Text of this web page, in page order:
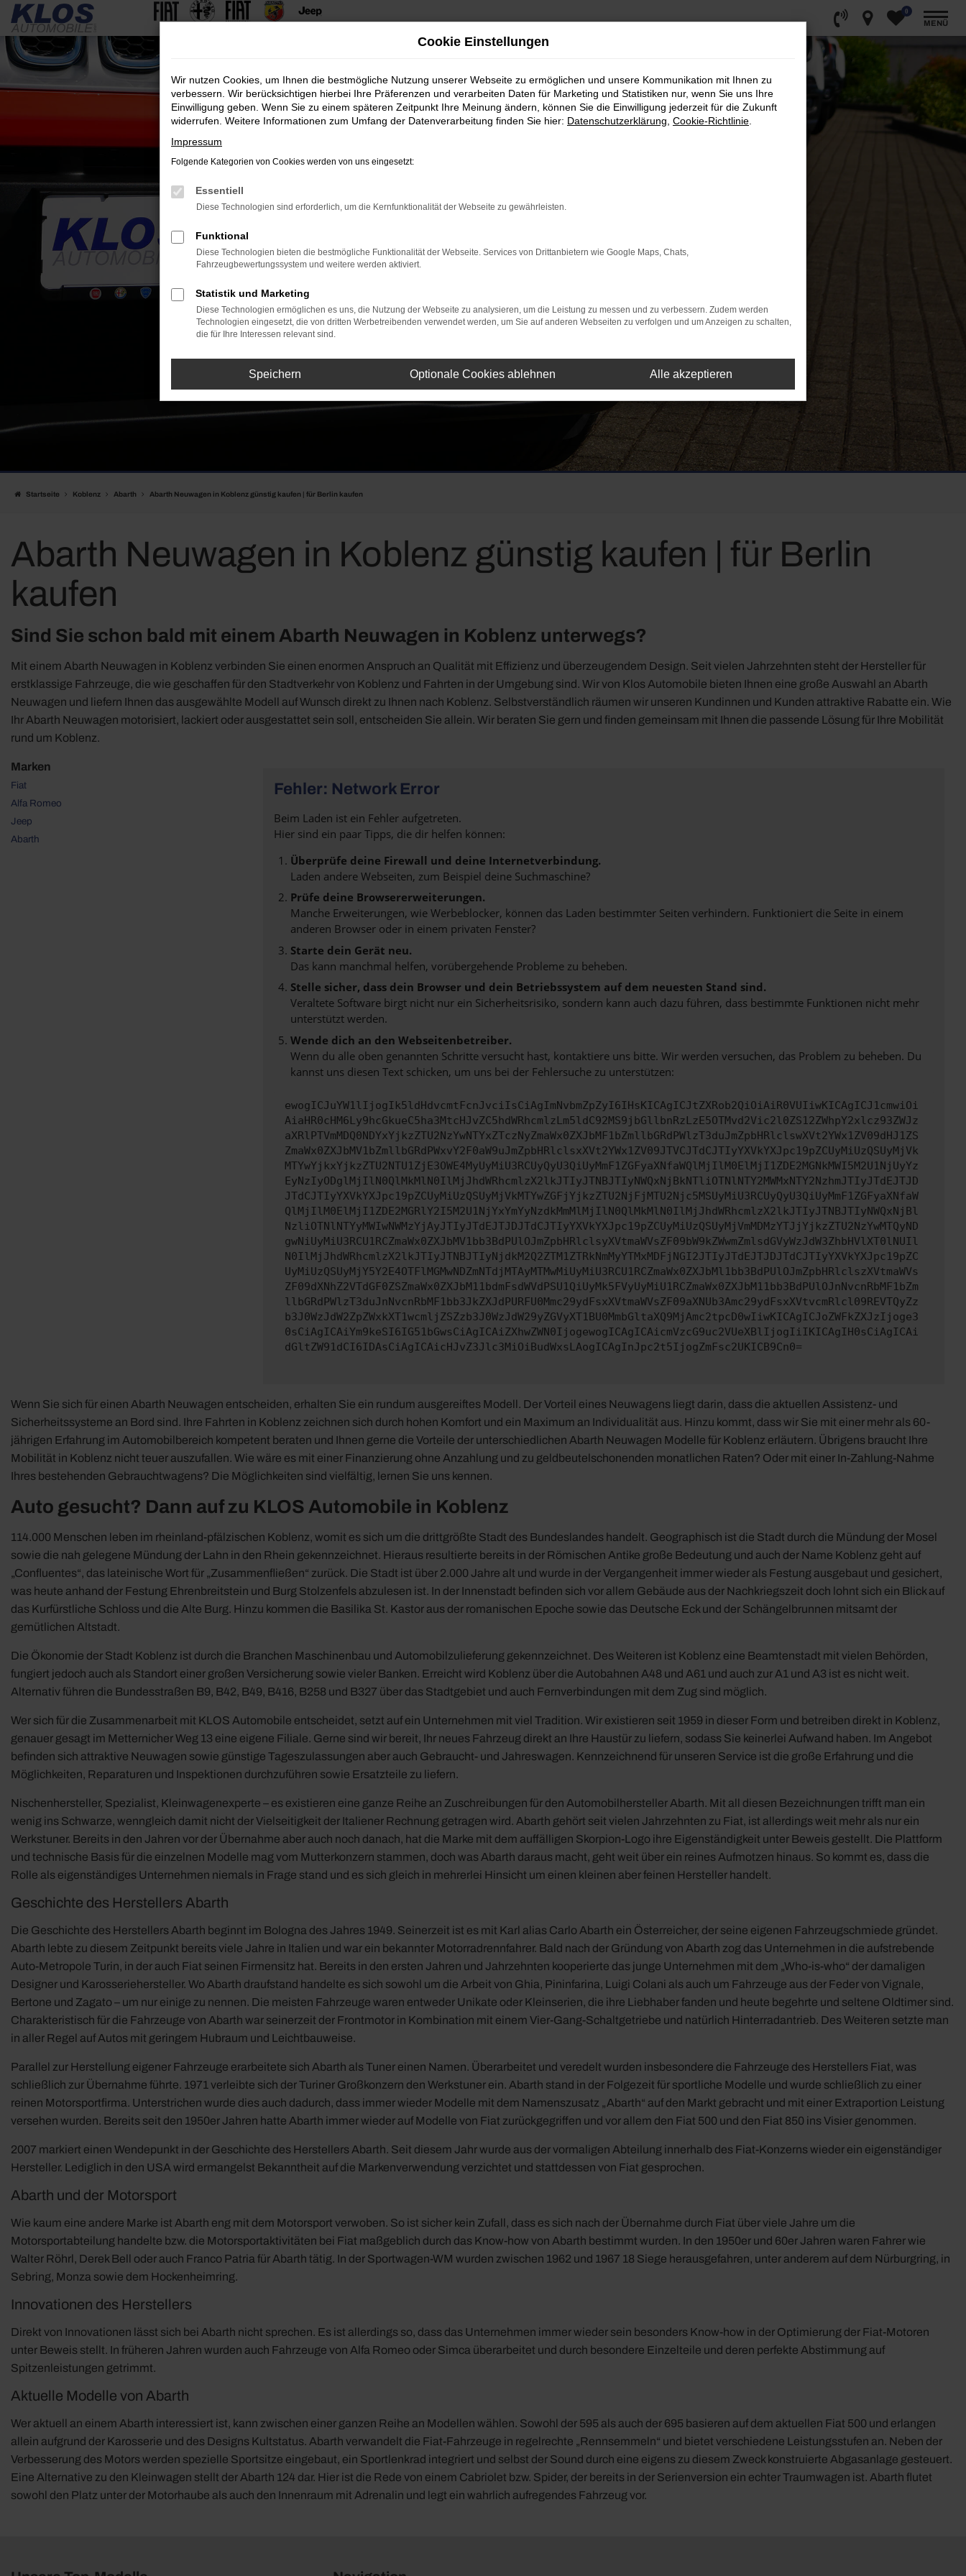
Zum
Hauptinhalt
springen
0
MENÜ
Startseite Koblenz Abarth Abarth Neuwagen in Koblenz günstig kaufen | für Berlin kaufen
Abarth Neuwagen in Koblenz günstig kaufen | für Berlin
kaufen
Sind Sie schon bald mit einem Abarth Neuwagen in Koblenz unterwegs?
Mit einem Abarth Neuwagen in Koblenz verbinden Sie einen enormen Anspruch an Qualität mit Effizienz und überzeugendem Design. Seit vielen Jahrzehnten steht der Hersteller für
erstklassige Fahrzeuge, die wie geschaffen für den Stadtverkehr von Koblenz und Fahrten in der Umgebung sind. Wir von Klos Automobile bieten Ihnen eine große Auswahl an Abarth
Neuwagen und liefern Ihnen das ausgewählte Modell auf Wunsch direkt zu Ihnen nach Koblenz. Selbstverständlich räumen wir unseren Kundinnen und Kunden attraktive Rabatte ein. Wie
Ihr Abarth Neuwagen motorisiert, lackiert oder ausgestattet sein soll, entscheiden Sie allein. Wir beraten Sie gern und finden gemeinsam mit Ihnen die passende Lösung für Ihre Mobilität
rund um Koblenz.
Marken
Fiat
Alfa Romeo
Jeep
Abarth
Fehler: Network Error
Beim Laden ist ein Fehler aufgetreten.
Hier sind ein paar Tipps, die dir helfen können:
Überprüfe deine Firewall und deine Internetverbindung.
Laden andere Webseiten, zum Beispiel deine Suchmaschine?
Prüfe deine Browsererweiterungen.
Manche Erweiterungen, wie Werbeblocker, können das Laden bestimmter Seiten verhindern. Funktioniert die Seite in einem
anderen Browser oder in einem privaten Fenster?
Starte dein Gerät neu.
Das kann manchmal helfen, vorübergehende Probleme zu beheben.
Stelle sicher, dass dein Browser und dein Betriebssystem auf dem neuesten Stand sind.
Veraltete Software birgt nicht nur ein Sicherheitsrisiko, sondern kann auch dazu führen, dass bestimmte Funktionen nicht mehr
unterstützt werden.
Wende dich an den Webseitenbetreiber.
Wenn du alle oben genannten Schritte versucht hast, kontaktiere uns bitte. Wir werden versuchen, das Problem zu beheben. Du
kannst uns diesen Text schicken, um uns bei der Fehlersuche zu unterstützen:
ewogICJuYW1lIjogIk5ldHdvcmtFcnJvciIsCiAgImNvbmZpZyI6IHsKICAgICJtZXRob2QiOiAiR0VUIiwKICAgICJ1cmwiOi
AiaHR0cHM6Ly9hcGkueC5ha3MtcHJvZC5hdWRhcmlzLm5ldC92MS9jbGllbnRzLzE5OTMvd2Vic2l0ZS12ZWhpY2xlcz93ZWJz
aXRlPTVmMDQ0NDYxYjkzZTU2NzYwNTYxZTczNyZmaWx0ZXJbMF1bZmllbGRdPWlzT3duJmZpbHRlclswXVt2YWx1ZV09dHJ1ZS
ZmaWx0ZXJbMV1bZmllbGRdPWxvY2F0aW9uJmZpbHRlclsxXVt2YWx1ZV09JTVCJTdCJTIyYXVkYXJpc19pZCUyMiUzQSUyMjVk
MTYwYjkxYjkzZTU2NTU1ZjE3OWE4MyUyMiU3RCUyQyU3QiUyMmF1ZGFyaXNfaWQlMjIlM0ElMjI1ZDE2MGNkMWI5M2U1NjUyYz
EyNzIyODglMjIlN0QlMkMlN0IlMjJhdWRhcmlzX2lkJTIyJTNBJTIyNWQxNjBkNTliOTNlNTY2MWMxNTY2NzhmJTIyJTdEJTJD
JTdCJTIyYXVkYXJpc19pZCUyMiUzQSUyMjVkMTYwZGFjYjkzZTU2NjFjMTU2Njc5MSUyMiU3RCUyQyU3QiUyMmF1ZGFyaXNfaW
QlMjIlM0ElMjI1ZDE2MGRlY2I5M2U1NjYxYmYyNzdkMmMlMjIlN0QlMkMlN0IlMjJhdWRhcmlzX2lkJTIyJTNBJTIyNWQxNjBl
NzliOTNlNTYyMWIwNWMzYjAyJTIyJTdEJTJDJTdCJTIyYXVkYXJpc19pZCUyMiUzQSUyMjVmMDMzYTJjYjkzZTU2NzYwMTQyND
gwNiUyMiU3RCU1RCZmaWx0ZXJbMV1bb3BdPUlOJmZpbHRlclsyXVtmaWVsZF09bW9kZWwmZmlsdGVyWzJdW3ZhbHVlXT0lNUIl
N0IlMjJhdWRhcmlzX2lkJTIyJTNBJTIyNjdkM2Q2ZTM1ZTRkNmMyYTMxMDFjNGI2JTIyJTdEJTJDJTdCJTIyYXVkYXJpc19pZC
UyMiUzQSUyMjY5Y2E4OTFlMGMwNDZmNTdjMTAyMTMwMiUyMiU3RCU1RCZmaWx0ZXJbMl1bb3BdPUlOJmZpbHRlclszXVtmaWVs
ZF09dXNhZ2VTdGF0ZSZmaWx0ZXJbM11bdmFsdWVdPSU1QiUyMk5FVyUyMiU1RCZmaWx0ZXJbM11bb3BdPUlOJnNvcnRbMF1bZm
llbGRdPWlzT3duJnNvcnRbMF1bb3JkZXJdPURFU0Mmc29ydFsxXVtmaWVsZF09aXNUb3Amc29ydFsxXVtvcmRlcl09REVTQyZz
b3J0WzJdW2ZpZWxkXT1wcmljZSZzb3J0WzJdW29yZGVyXT1BU0MmbGltaXQ9MjAmc2tpcD0wIiwKICAgICJoZWFkZXJzIjoge3
0sCiAgICAiYm9keSI6IG51bGwsCiAgICAiZXhwZWN0IjogewogICAgICAicmVzcG9uc2VUeXBlIjogIiIKICAgIH0sCiAgICAi
dGltZW91dCI6IDAsCiAgICAicHJvZ3Jlc3MiOiBudWxsLAogICAgInJpc2t5IjogZmFsc2UKICB9Cn0=
Wenn Sie sich für einen Abarth Neuwagen entscheiden, erhalten Sie ein rundum ausgereiftes Modell. Der Vorteil eines Neuwagens liegt darin, dass die aktuellen Assistenz- und
Sicherheitssysteme an Bord sind. Ihre Fahrten in Koblenz zeichnen sich durch hohen Komfort und ein Maximum an Individualität aus. Hinzu kommt, dass wir Sie mit einer mehr als 60-
jährigen Erfahrung im Automobilbereich kompetent beraten und Ihnen gerne die Vorteile der unterschiedlichen Abarth Neuwagen Modelle für Koblenz erläutern. Übrigens braucht Ihre
Mobilität in Koblenz nicht teuer auszufallen. Wie wäre es mit einer Finanzierung ohne Anzahlung und zu geldbeutelschonenden monatlichen Raten? Oder mit einer In-Zahlung-Nahme
Ihres bestehenden Gebrauchtwagens? Die Möglichkeiten sind vielfältig, lernen Sie uns kennen.
Auto gesucht? Dann auf zu KLOS Automobile in Koblenz
114.000 Menschen leben im rheinland-pfälzischen Koblenz, womit es sich um die drittgrößte Stadt des Bundeslandes handelt. Geographisch ist die Stadt durch die Mündung der Mosel
sowie die nah gelegene Mündung der Lahn in den Rhein gekennzeichnet. Hieraus resultierte bereits in der Römischen Antike große Bedeutung und auch der Name Koblenz geht auf
„Confluentes“, das lateinische Wort für „Zusammenfließen“ zurück. Die Stadt ist über 2.000 Jahre alt und wurde in der Vergangenheit immer wieder als Festung ausgebaut und gesichert,
was heute anhand der Festung Ehrenbreitstein und Burg Stolzenfels abzulesen ist. In der Innenstadt befinden sich vor allem Gebäude aus der Nachkriegszeit doch lohnt sich ein Blick auf
das Kurfürstliche Schloss und die Alte Burg. Hinzu kommen die Basilika St. Kastor aus der romanischen Epoche sowie das Deutsche Eck und der Schängelbrunnen mitsamt der
gemütlichen Altstadt.
Die Ökonomie der Stadt Koblenz ist durch die Branchen Maschinenbau und Automobilzulieferung gekennzeichnet. Des Weiteren ist Koblenz eine Beamtenstadt mit vielen Behörden,
fungiert jedoch auch als Standort einer großen Versicherung sowie vieler Banken. Erreicht wird Koblenz über die Autobahnen A48 und A61 und auch zur A1 und A3 ist es nicht weit.
Alternativ führen die Bundesstraßen B9, B42, B49, B416, B258 und B327 über das Stadtgebiet und auch Fernverbindungen mit dem Zug sind möglich.
Wer sich für die Zusammenarbeit mit KLOS Automobile entscheidet, setzt auf ein Unternehmen mit viel Tradition. Wir existieren seit 1959 in dieser Form und betreiben direkt in Koblenz,
genauer gesagt im Metternicher Weg 13 eine eigene Filiale. Gerne sind wir bereit, Ihr neues Fahrzeug direkt an Ihre Haustür zu liefern, sodass Sie keinerlei Aufwand haben. Im Angebot
befinden sich attraktive Neuwagen sowie günstige Tageszulassungen aber auch Gebraucht- und Jahreswagen. Kennzeichnend für unseren Service ist die große Erfahrung und die
Möglichkeiten, Reparaturen und Inspektionen durchzuführen sowie Ersatzteile zu liefern.
Nischenhersteller, Spezialist, Kleinwagenexperte – es existieren eine ganze Reihe an Zuschreibungen für den Automobilhersteller Abarth. Mit all diesen Bezeichnungen trifft man ein
wenig ins Schwarze, wenngleich damit nicht der Vielseitigkeit der Italiener Rechnung getragen wird. Abarth gehört seit vielen Jahrzehnten zu Fiat, ist allerdings weit mehr als nur ein
Werkstuner. Bereits in den Jahren vor der Übernahme aber auch noch danach, hat die Marke mit dem auffälligen Skorpion-Logo ihre Eigenständigkeit unter Beweis gestellt. Die Plattform
und technische Basis für die einzelnen Modelle mag vom Mutterkonzern stammen, doch was Abarth daraus macht, geht weit über ein reines Aufmotzen hinaus. So kommt es, dass die
Rolle als eigenständiges Unternehmen niemals in Frage stand und es sich gleich in mehrerlei Hinsicht um einen kleinen aber feinen Hersteller handelt.
Geschichte des Herstellers Abarth
Die Geschichte des Herstellers Abarth beginnt im Bologna des Jahres 1949. Seinerzeit ist es mit Karl alias Carlo Abarth ein Österreicher, der seine eigenen Fahrzeugschmiede gründet.
Abarth lebte zu diesem Zeitpunkt bereits viele Jahre in Italien und war ein bekannter Motorradrennfahrer. Bald nach der Gründung von Abarth zog das Unternehmen in die aufstrebende
Auto-Metropole Turin, in der auch Fiat seinen Firmensitz hat. Bereits in den ersten Jahren und Jahrzehnten kooperierte das junge Unternehmen mit dem „Who-is-who“ der damaligen
Designer und Karosseriehersteller. Wo Abarth draufstand handelte es sich sowohl um die Arbeit von Ghia, Pininfarina, Luigi Colani als auch um Fahrzeuge aus der Feder von Vignale,
Bertone und Zagato – um nur einige zu nennen. Die meisten Fahrzeuge waren entweder Unikate oder Kleinserien, die ihre Liebhaber fanden und heute begehrte und seltene Oldtimer sind.
Charakteristisch für die Fahrzeuge von Abarth war seinerzeit der Frontmotor in Kombination mit einem Vier-Gang-Schaltgetriebe und natürlich Hinterradantrieb. Des Weiteren setzte man
in aller Regel auf Autos mit geringem Hubraum und Leichtbauweise.
Parallel zur Herstellung eigener Fahrzeuge erarbeitete sich Abarth als Tuner einen Namen. Überarbeitet und veredelt wurden insbesondere die Fahrzeuge des Herstellers Fiat, was
schließlich zur Übernahme führte. 1971 verleibte sich der Turiner Großkonzern den Werkstuner ein. Abarth stand in der Folgezeit für sportliche Modelle und wurde schließlich zu einer
reinen Motorsportfirma. Unterstrichen wurde dies auch dadurch, dass immer wieder Modelle mit dem Namenszusatz „Abarth“ auf den Markt gebracht und mit einer Extraportion Leistung
versehen wurden. Bereits seit den 1950er Jahren hatte Abarth immer wieder auf Modelle von Fiat zurückgegriffen und vor allem den Fiat 500 und den Fiat 850 ins Visier genommen.
2007 markiert einen Wendepunkt in der Geschichte des Herstellers Abarth. Seit diesem Jahr wurde aus der vormaligen Abteilung innerhalb des Fiat-Konzerns wieder ein eigenständiger
Hersteller. Lediglich in den USA wird ermangelst Bekanntheit auf die Markenverwendung verzichtet und stattdessen von Fiat gesprochen.
Abarth und der Motorsport
Wie kaum eine andere Marke ist Abarth eng mit dem Motorsport verwoben. So ist sicher kein Zufall, dass es sich nach der Übernahme durch Fiat über viele Jahre um die
Motorsportabteilung handelte bzw. die Motorsportaktivitäten bei Fiat maßgeblich durch das Know-how von Abarth bestimmt wurden. In den 1950er und 60er Jahren waren Fahrer wie
Walter Röhrl, Derek Bell oder auch Franco Patria für Abarth tätig. In der Sportwagen-WM wurden zwischen 1962 und 1967 18 Siege herausgefahren, unter anderem auf dem Nürburgring, in
Sebring, Monza sowie dem Hockenheimring.
Innovationen des Herstellers
Direkt von Innovationen lässt sich bei Abarth nicht sprechen. Es ist allerdings so, dass das Unternehmen immer wieder sein besonders Know-how in der Optimierung der Fiat-Motoren
unter Beweis stellt. In früheren Jahren wurden auch Fahrzeuge von Alfa Romeo oder Simca überarbeitet und durch besondere Einzelteile und deren perfekte Abstimmung auf
Spitzenleistungen getrimmt.
Aktuelle Modelle von Abarth
Wer aktuell an einem Abarth interessiert ist, kann zwischen einer ganzen Reihe an Modellen wählen. Sowohl der 595 als auch der 695 basieren auf dem aktuellen Fiat 500 und erlangen
allein aufgrund der Karosserie und des Designs Kultstatus. Abarth verwandelt die Fiat-Fahrzeuge in regelrechte „Rennsemmeln“ und bietet verschiedene Leistungsstufen an. Neben der
Verbesserung des Motors werden spezielle Sportsitze eingebaut, ein Sportlenkrad integriert und selbst der Sound durch eine eigens zu diesem Zweck konstruierte Abgasanlage gesteuert.
Eine Alternative zu den Kleinwagen stellt der Abarth 124 dar. Hier ist die Rede von einem Cabriolet bzw. Spider, der bereits in der Serienversion ein echter Traumwagen ist. Abarth flutet
sowohl den Platz unter der Motorhaube als auch den Innenraum mit Adrenalin und legt ein wahrlich aufregendes Fahrzeug vor.
Cookie Einstellungen
Wir nutzen Cookies, um Ihnen die bestmögliche Nutzung unserer Webseite zu ermöglichen und unsere Kommunikation mit Ihnen zu
verbessern. Wir berücksichtigen hierbei Ihre Präferenzen und verarbeiten Daten für Marketing und Statistiken nur, wenn Sie uns Ihre
Einwilligung geben. Wenn Sie zu einem späteren Zeitpunkt Ihre Meinung ändern, können Sie die Einwilligung jederzeit für die Zukunft
widerrufen. Weitere Informationen zum Umfang der Datenverarbeitung finden Sie hier: Datenschutzerklärung Cookie-Richtlinie
Impressum
Folgende Kategorien von Cookies werden von uns eingesetzt:
Essentiell
Diese Technologien sind erforderlich, um die Kernfunktionalität der Webseite zu gewährleisten.
Funktional
Diese Technologien bieten die bestmögliche Funktionalität der Webseite. Services von Drittanbietern wie Google Maps, Chats,
Fahrzeugbewertungssystem und weitere werden aktiviert.
Statistik und Marketing
Diese Technologien ermöglichen es uns, die Nutzung der Webseite zu analysieren, um die Leistung zu messen und zu verbessern. Zudem werden
Technologien eingesetzt, die von dritten Werbetreibenden verwendet werden, um Sie auf anderen Webseiten zu verfolgen und um Anzeigen zu schalten,
die für Ihre Interessen relevant sind.
Speichern Optionale Cookies ablehnen Alle akzeptieren